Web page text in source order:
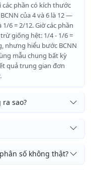
phần có kích thước
của 4 và 6 là 12 —
6 = 2/12. Giờ các phần
giống hệt: 1/4 - 1/6 =
nhưng hiểu bước BCNN
mẫu chung bất kỳ
quả trung gian đơn
sao?
số không thật?